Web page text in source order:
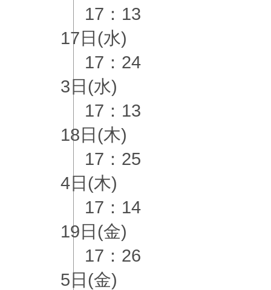
17：13
17日(水)
17：24
3日(水)
17：13
18日(木)
17：25
4日(木)
17：14
19日(金)
17：26
5日(金)